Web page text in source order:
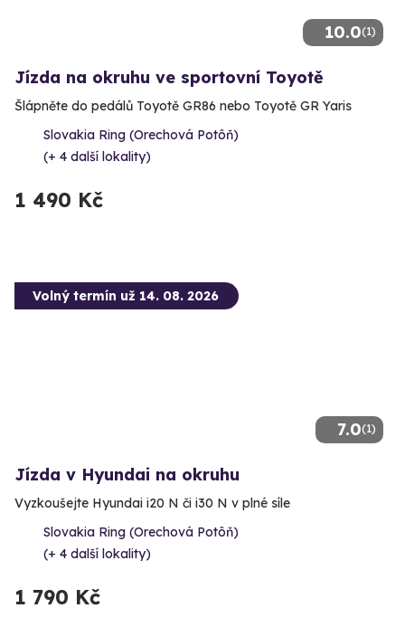
10.0(1)
Jízda na okruhu ve sportovní Toyotě
Šlápněte do pedálů Toyotě GR86 nebo Toyotě GR Yaris
Slovakia Ring (Orechová Potôň)
(+ 4 další lokality)
1 490 Kč
7.0(1)
Volný termín už 14. 08. 2026
Jízda v Hyundai na okruhu
Vyzkoušejte Hyundai i20 N či i30 N v plné síle
Slovakia Ring (Orechová Potôň)
(+ 4 další lokality)
1 790 Kč